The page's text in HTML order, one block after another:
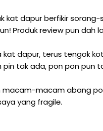
kat dapur berfikir
Produk review pun dah
kat dapur, terus tengok
pin tak ada, pon pon pun
macam-macam abang
yang fragile.